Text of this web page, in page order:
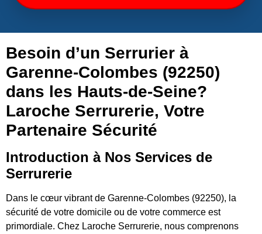
Besoin d’un Serrurier à
Garenne-Colombes (92250)
dans les Hauts-de-Seine?
Laroche Serrurerie, Votre
Partenaire Sécurité
Introduction à Nos Services de
Serrurerie
Dans le cœur vibrant de Garenne-Colombes (92250), la
sécurité de votre domicile ou de votre commerce est
primordiale. Chez Laroche Serrurerie, nous comprenons